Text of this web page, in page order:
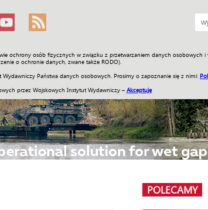
ochrony osób fizycznych w związku z przetwarzaniem danych osobowych
o ochronie danych, zwane także RODO).
Państwa danych osobowych. Prosimy o zapoznanie się z nimi:
przez Wojskowych Instytut Wydawniczy – Akceptuję
Galerie Wideo ENGLISH SKLEP
POLECAMY